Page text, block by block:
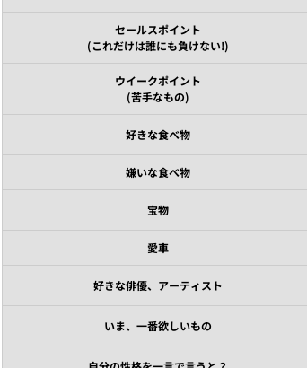
セールスポイント
(これだけは誰にも負けない!)
ウイークポイント
(苦手なもの)
好きな食べ物
嫌いな食べ物
宝物
愛車
好きな俳優、アーティスト
いま、一番欲しいもの